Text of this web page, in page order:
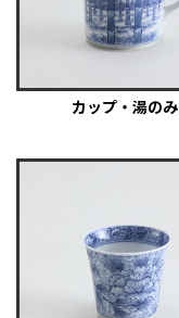
カップ・湯のみ